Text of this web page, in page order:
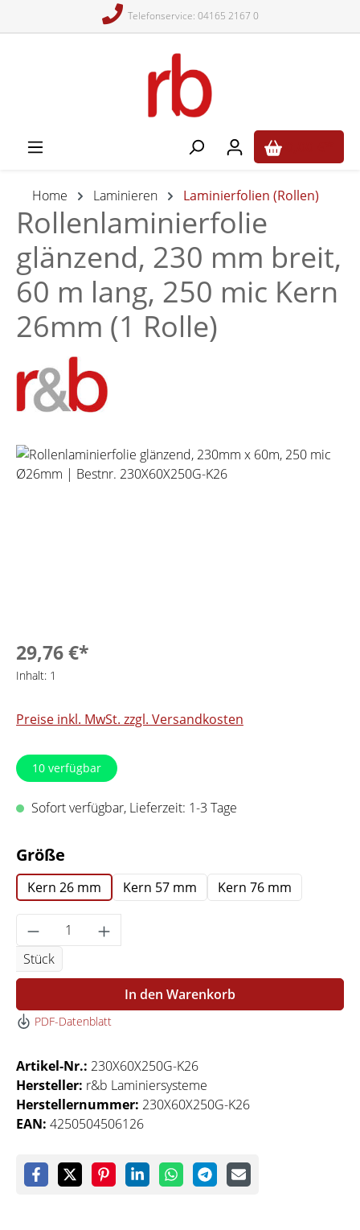
Telefonservice: 04165 2167 0
Home Laminieren Laminierfolien (Rollen)
Rollenlaminierfolie
glänzend, 230 mm breit,
60 m lang, 250 mic Kern
26mm (1 Rolle)
Bildergalerie überspringen
29,76 €*
Inhalt: 1
Preise inkl. MwSt. zzgl. Versandkosten
10 verfügbar
Sofort verfügbar, Lieferzeit: 1-3 Tage
Größe
Kern 26 mm Kern 57 mm Kern 76 mm
Produkt Anzahl: Gib den gewünschten
Stück
In den Warenkorb
PDF-Datenblatt
Artikel-Nr.: 230X60X250G-K26
Hersteller: r&b Laminiersysteme
Herstellernummer: 230X60X250G-K26
EAN: 4250504506126